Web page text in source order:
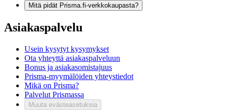
Mitä pidät Prisma.fi-verkkokaupasta?
Asiakaspalvelu
Usein kysytyt kysymykset
Ota yhteyttä asiakaspalveluun
Bonus ja asiakasomistajuus
Prisma-myymälöiden yhteystiedot
Mikä on Prisma?
Palvelut Prismassa
Muuta evästeasetuksia